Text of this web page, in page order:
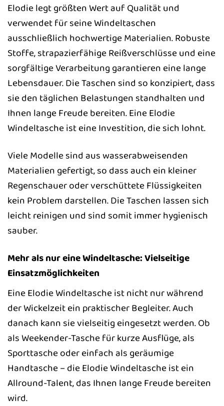
Elodie legt größten Wert auf Qualität und
verwendet für seine Windeltaschen
ausschließlich hochwertige Materialien. Robuste
Stoffe, strapazierfähige Reißverschlüsse und eine
sorgfältige Verarbeitung garantieren eine lange
Lebensdauer. Die Taschen sind so konzipiert, dass
sie den täglichen Belastungen standhalten und
Ihnen lange Freude bereiten. Eine Elodie
Windeltasche ist eine Investition, die sich lohnt.
Viele Modelle sind aus wasserabweisenden
Materialien gefertigt, so dass auch ein kleiner
Regenschauer oder verschüttete Flüssigkeiten
kein Problem darstellen. Die Taschen lassen sich
leicht reinigen und sind somit immer hygienisch
sauber.
Mehr als nur eine Windeltasche: Vielseitige
Einsatzmöglichkeiten
Eine Elodie Windeltasche ist nicht nur während
der Wickelzeit ein praktischer Begleiter. Auch
danach kann sie vielseitig eingesetzt werden. Ob
als Weekender-Tasche für kurze Ausflüge, als
Sporttasche oder einfach als geräumige
Handtasche – die Elodie Windeltasche ist ein
Allround-Talent, das Ihnen lange Freude bereiten
wird.